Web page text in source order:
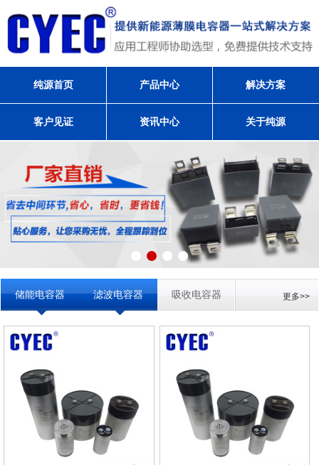
纯源首页 产品中心 解决方案
客户见证 资讯中心 关于纯源
储能电容器 滤波电容器 吸收电容器 更多>>